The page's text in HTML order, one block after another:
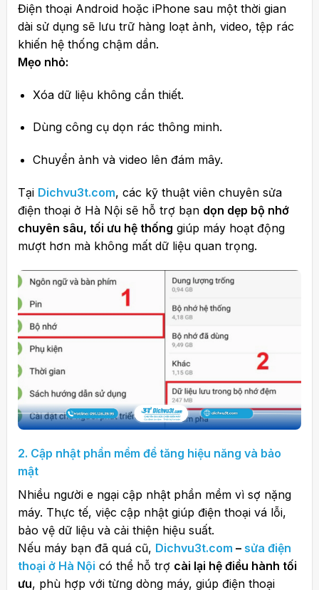
Điện thoại Android hoặc iPhone sau một thời gian
dài sử dụng sẽ lưu trữ hàng loạt ảnh, video, tệp rác
khiến hệ thống chậm dần.
Mẹo nhỏ:
Xóa dữ liệu không cần thiết.
Dùng công cụ dọn rác thông minh.
Chuyển ảnh và video lên đám mây.
Tại Dichvu3t.com, các kỹ thuật viên chuyên sửa
điện thoại ở Hà Nội sẽ hỗ trợ bạn dọn dẹp bộ nhớ
chuyên sâu, tối ưu hệ thống giúp máy hoạt động
mượt hơn mà không mất dữ liệu quan trọng.
2. Cập nhật phần mềm để tăng hiệu năng và bảo
mật
Nhiều người e ngại cập nhật phần mềm vì sợ nặng
máy. Thực tế, việc cập nhật giúp điện thoại vá lỗi,
bảo vệ dữ liệu và cải thiện hiệu suất.
Nếu máy bạn đã quá cũ, Dichvu3t.com – sửa điện
thoại ở Hà Nội có thể hỗ trợ cài lại hệ điều hành tối
ưu, phù hợp với từng dòng máy, giúp điện thoại